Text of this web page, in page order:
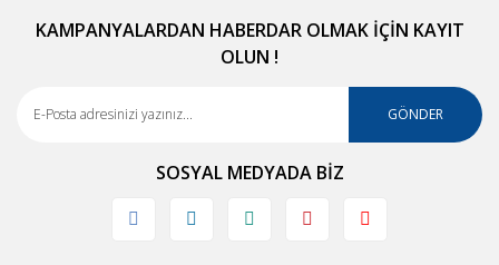
Dayanıklı Malzeme Yapısı:
Mspa'nın kullanmış olduğu özel malzemeler, ürünlerin uzun
ömürlü olmasını sağlar. Bu malzemeler, dış etkenlere karşı
dayanıklıdır ve kolay kolay yıpranmaz.
Enerji Tasarruflu Çalışma:
daha ekonomik bir şekilde sürdürebilmenizi sağlar. Bu sayede,
KAMPANYALARDAN HABERDAR OLMAK İÇİN KAYIT
OLUN !
GÖNDER
SOSYAL MEDYADA BİZ